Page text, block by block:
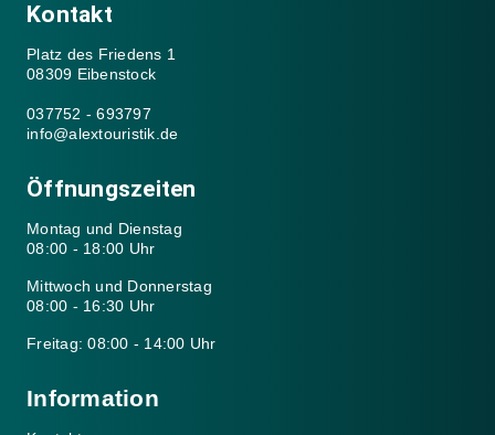
Kontakt
Platz des Friedens 1
08309 Eibenstock
037752 - 693797
info@alextouristik.de
Öffnungszeiten
Montag und Dienstag
08:00 - 18:00 Uhr
Mittwoch und Donnerstag
08:00 - 16:30 Uhr
Freitag: 08:00 - 14:00 Uhr
Information